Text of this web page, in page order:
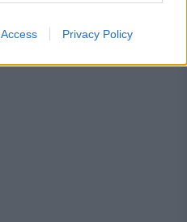
Privacy Policy